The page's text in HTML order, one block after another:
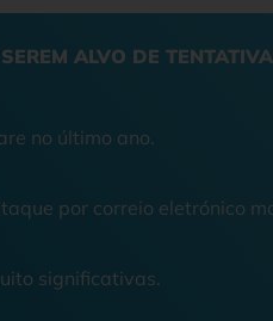
ALVO DE
no último ano.
por correio eletrónico
significativas.